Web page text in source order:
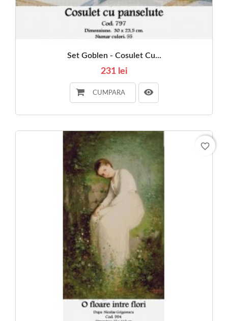
Set Goblen - Cosulet Cu...
231 lei
CUMPARA
favorite_border